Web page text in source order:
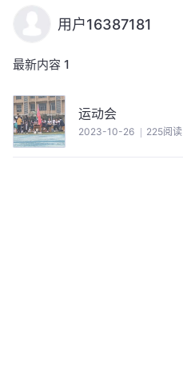
用户16387181
最新内容 1
运动会
2023-10-26 225阅读